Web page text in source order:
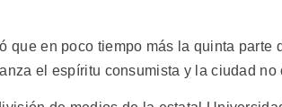
que en poco tiempo más la quinta parte
el espíritu consumista y la ciudad